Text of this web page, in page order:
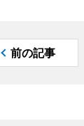
前の記事